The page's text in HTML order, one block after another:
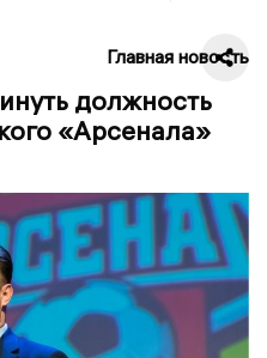
Главная новость
должность
«Арсенала»